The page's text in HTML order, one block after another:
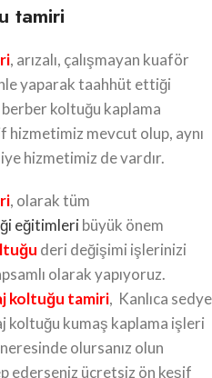
tamiri
, arızalı, çalışmayan kuaför
yaparak taahhüt ettiği
koltuğu kaplama
mevcut olup, aynı
hizmetimiz de vardır.
, olarak tüm
eğitimleribüyük önem
deri değişimi işlerinizi
olarak yapıyoruz.
koltuğu tamiri, Kanlıca sedye
koltuğu kumaş kaplama işleri
olursanız olun
ederseniz ücretsiz ön keşif